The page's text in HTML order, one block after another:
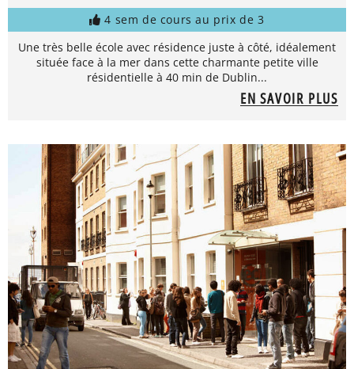
4 sem de cours au prix de 3
Une très belle école avec résidence juste à côté, idéalement
située face à la mer dans cette charmante petite ville
résidentielle à 40 min de Dublin...
EN SAVOIR PLUS